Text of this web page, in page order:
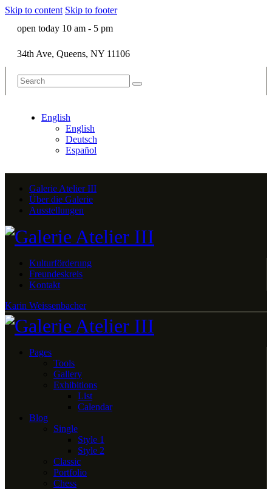
Skip to content Skip to footer
open today 10 am - 5 pm
34th Ave, Queens, NY 11106
English
English
Deutsch
Español
Galerie Atelier III
Über die Galerie
Ausstellungen
Kulturförderung
Freundeskreis
Kontakt
Karin Weissenbacher
Pages
Tools
Gallery
Exhibitions
List
Calendar
Blog
Single
Style 1
Style 2
Classic
Portfolio
Chess